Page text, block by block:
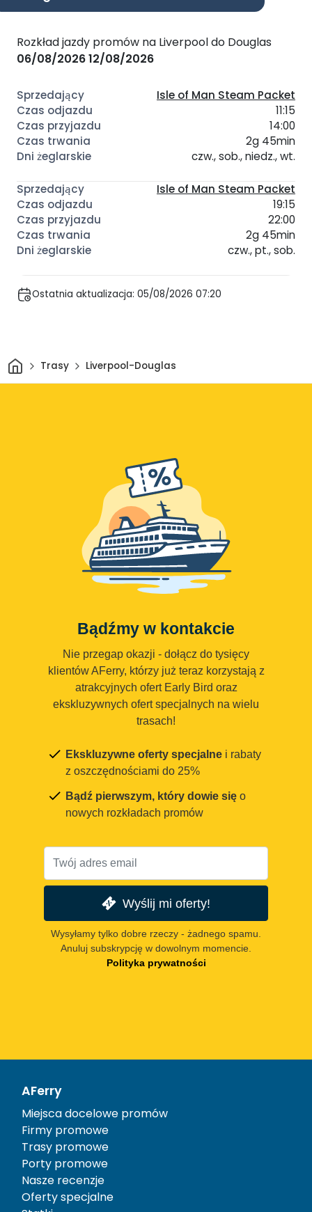
Rozkład jazdy promów na Liverpool do Douglas
06/08/202612/08/2026
Isle of Man Steam Packet
11:15
14:00
2g 45min
czw., sob., niedz., wt.
Isle of Man Steam Packet
19:15
22:00
2g 45min
czw., pt., sob.
Ostatnia aktualizacja: 05/08/2026 07:20
DomTrasy Liverpool-Douglas
Bądźmy w kontakcie
Nie przegap okazji - dołącz do tysięcy
klientów AFerry, którzy już teraz korzystają z
atrakcyjnych ofert Early Bird oraz
ekskluzywnych ofert specjalnych na wielu
trasach!
Ekskluzywne oferty specjalne i rabaty
z oszczędnościami do 25%
Bądź pierwszym, który dowie się o
nowych rozkładach promów
Wyślij mi oferty!
Wysyłamy tylko dobre rzeczy - żadnego spamu.
Anuluj subskrypcję w dowolnym momencie.
Polityka prywatności
AFerry
Miejsca docelowe promów
Firmy promowe
Trasy promowe
Porty promowe
Nasze recenzje
Oferty specjalne